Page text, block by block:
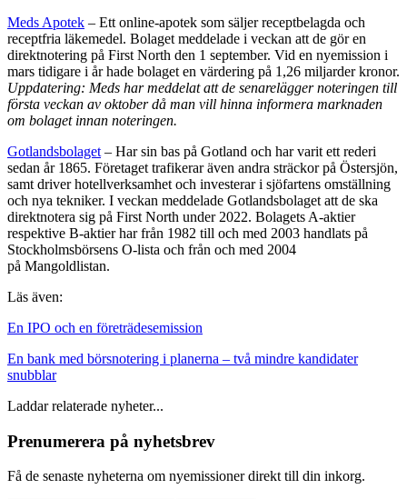
Meds Apotek – Ett online-apotek som säljer receptbelagda och
receptfria läkemedel. Bolaget meddelade i veckan att de gör en
direktnotering på First North den 1 september. Vid en nyemission i
mars tidigare i år hade bolaget en värdering på 1,26 miljarder kronor.
Uppdatering: Meds har meddelat att de senarelägger noteringen till
första veckan av oktober då man vill hinna informera marknaden
om bolaget innan noteringen.
Gotlandsbolaget – Har sin bas på Gotland och har varit ett rederi
sedan år 1865. Företaget trafikerar även andra sträckor på Östersjön,
samt driver hotellverksamhet och investerar i sjöfartens omställning
och nya tekniker. I veckan meddelade Gotlandsbolaget att de ska
direktnotera sig på First North under 2022. Bolagets A-aktier
respektive B-aktier har från 1982 till och med 2003 handlats på
Stockholmsbörsens O-lista och från och med 2004
på Mangoldlistan.
Läs även:
En IPO och en företrädesemission
En bank med börsnotering i planerna – två mindre kandidater
snubblar
Laddar relaterade nyheter...
Prenumerera på nyhetsbrev
Få de senaste nyheterna om nyemissioner direkt till din inkorg.